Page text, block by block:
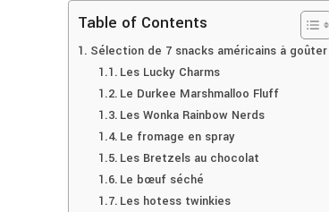
Table of Contents
Sélection de 7 snacks américains à goûter
Les Lucky Charms
Le Durkee Marshmalloo Fluff
Les Wonka Rainbow Nerds
Le fromage en spray
Les Bretzels au chocolat
Le bœuf séché
Les hotess twinkies